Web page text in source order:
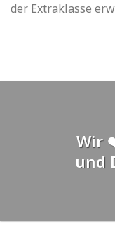
der Extraklasse
Wir
und